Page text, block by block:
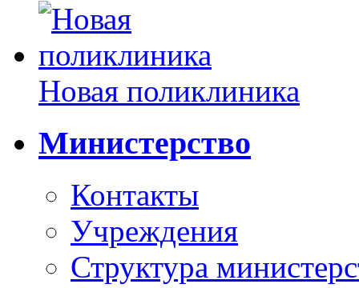
Новая поликлиника
Министерство
Контакты
Учреждения
Структура